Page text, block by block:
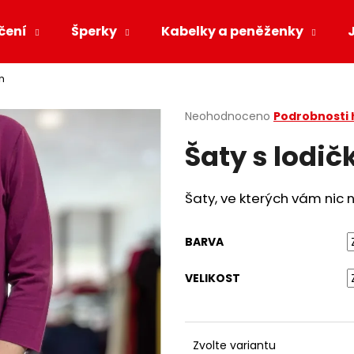
Šperky Kabelky a peněženky
Průměrné
produktu
je
z
5
Neohodnoceno Podrobnosti
Šaty s
Šaty, ve kterých vám nic
BARVA
VELIKOST
Zvolte variantu
HLEDAT
Doporučujeme